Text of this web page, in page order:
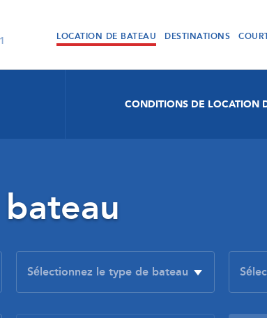
LOCATION DE BATEAU DESTINATIONS
CONDITIONS DE LOCATION